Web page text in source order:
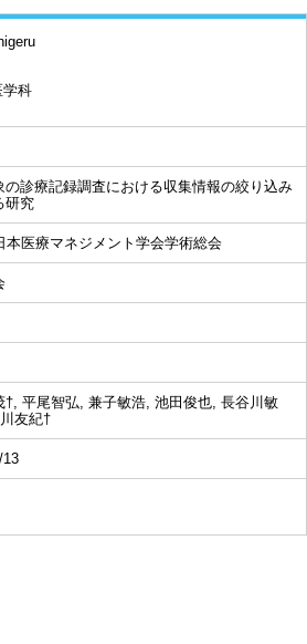
科
の診療記録調査における収集情報の絞り込み
研究
本医療マネジメント学会学術総会
平尾智弘, 兼子敏浩, 池田俊也, 長谷川敏
友紀†
13